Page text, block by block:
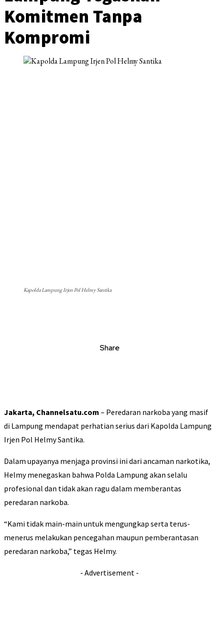
Komitmen Tanpa
Kompromi
Kapolda Lampung Irjen Pol Helmy Santika
Share
Jakarta, Channelsatu.com – Peredaran narkoba yang masif
di Lampung mendapat perhatian serius dari Kapolda Lampung
Irjen Pol Helmy Santika.
Dalam upayanya menjaga provinsi ini dari ancaman narkotika,
Helmy menegaskan bahwa Polda Lampung akan selalu
profesional dan tidak akan ragu dalam memberantas
peredaran narkoba.
“Kami tidak main-main untuk mengungkap serta terus-
menerus melakukan pencegahan maupun pemberantasan
peredaran narkoba,” tegas Helmy.
- Advertisement -